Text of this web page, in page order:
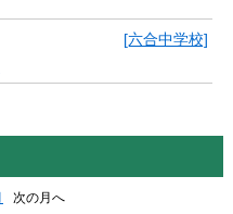
[六合中学校]
次の月へ